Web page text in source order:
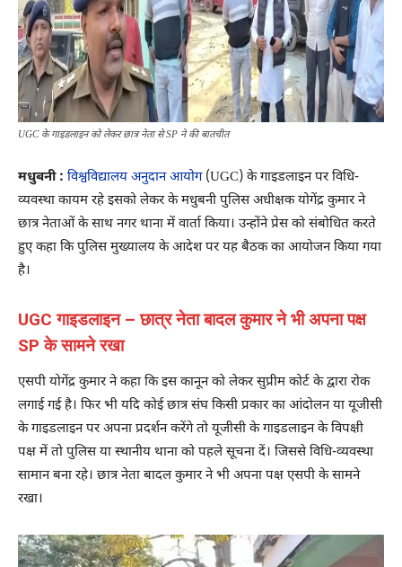
UGC के गाइडलाइन को लेकर छात्र नेता से SP ने की बातचीत
मधुबनी : विश्वविद्यालय अनुदान आयोग(UGC) के गाइडलाइन पर विधि-
व्यवस्था कायम रहे इसको लेकर के मधुबनी पुलिस अधीक्षक योगेंद्र कुमार ने
छात्र नेताओं के साथ नगर थाना में वार्ता किया। उन्होंने प्रेस को संबोधित करते
हुए कहा कि पुलिस मुख्यालय के आदेश पर यह बैठक का आयोजन किया गया
है।
UGC गाइडलाइन – छात्र नेता बादल कुमार ने भी अपना पक्ष
SP के सामने रखा
एसपी योगेंद्र कुमार ने कहा कि इस कानून को लेकर सुप्रीम कोर्ट के द्वारा रोक
लगाई गई है। फिर भी यदि कोई छात्र संघ किसी प्रकार का आंदोलन या यूजीसी
के गाइडलाइन पर अपना प्रदर्शन करेंगे तो यूजीसी के गाइडलाइन के विपक्षी
पक्ष में तो पुलिस या स्थानीय थाना को पहले सूचना दें। जिससे विधि-व्यवस्था
सामान बना रहे। छात्र नेता बादल कुमार ने भी अपना पक्ष एसपी के सामने
रखा।